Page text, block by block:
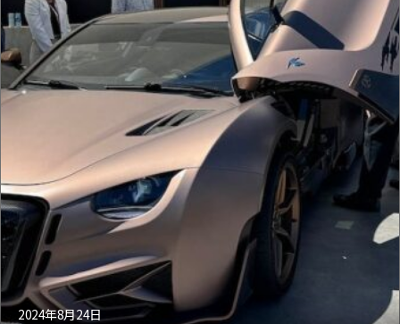
2024年8月24日